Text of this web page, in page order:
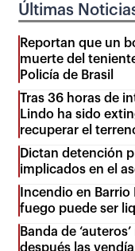
Últimas
Reportan que un
muerte del
Policía de Brasil
Tras 36 horas de
Lindo ha sido
recuperar el
Dictan detención
implicados en el
Incendio en
fuego puede ser
Banda de
después las